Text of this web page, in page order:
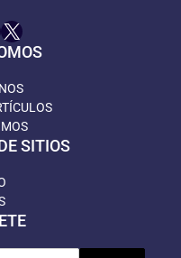
X
SITIOS